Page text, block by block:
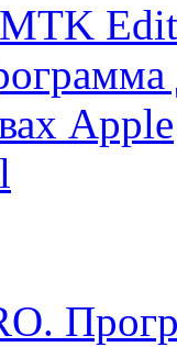
Apple